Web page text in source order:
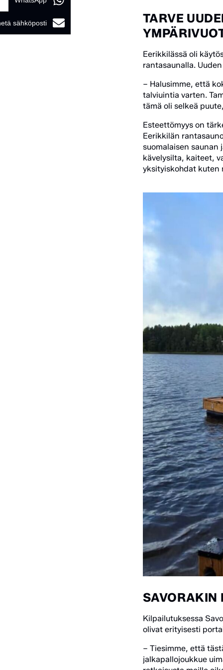
TARVE
Eerikkilässä oli
rantasaunalla.
– Halusimme, että
talviuintia varten.
tämä oli selkeä
Esteettömyys on
Eerikkilän
suomalaisen saunan
kävelysilta, kaiteet,
yksityiskohdat kuten
SAVORAKIN
Kilpailutuksessa
olivat erityisesti
– Tiesimme, että
jalkapallojoukkue
sähköposti